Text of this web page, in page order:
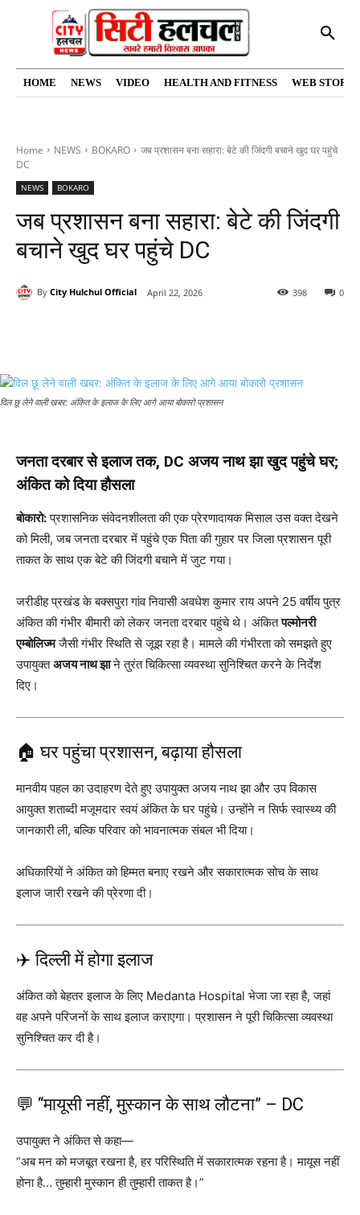
HOME NEWS VIDEO HEALTH AND FITNESS WEB
Home NEWS BOKARO
जब प्रशासन बना सहारा: बेटे की जिंदगी बचाने खुद घर पहुंचे
DC
NEWS BOKARO
जब प्रशासन बना सहारा: बेटे की जिंदगी
बचाने खुद घर पहुंचे DC
By City Hulchul Official April 22, 2026 0
398
दिल छू लेने वाली खबर: अंकित के इलाज के लिए आगे आया बोकारो प्रशासन
जनता दरबार से इलाज तक, DC अजय नाथ झा खुद पहुंचे घर;
अंकित को दिया हौसला
बोकारो:प्रशासनिक संवेदनशीलता की एक प्रेरणादायक मिसाल उस वक्त देखने
को मिली, जब जनता दरबार में पहुंचे एक पिता की गुहार पर जिला प्रशासन पूरी
ताकत के साथ एक बेटे की जिंदगी बचाने में जुट गया।
जरीडीह प्रखंड के बक्सपुरा गांव निवासी अवधेश कुमार राय अपने 25 वर्षीय पुत्र
अंकित की गंभीर बीमारी को लेकर जनता दरबार पहुंचे थे। अंकितपल्मोनरी
एम्बोलिज्मजैसी गंभीर स्थिति से जूझ रहा है। मामले की गंभीरता को समझते हुए
उपायुक्तअजय नाथ झाने तुरंत चिकित्सा व्यवस्था सुनिश्चित करने के निर्देश
दिए।
🏠 घर पहुंचा प्रशासन, बढ़ाया हौसला
मानवीय पहल का उदाहरण देते हुए उपायुक्त अजय नाथ झा और उप विकास
आयुक्त शताब्दी मजूमदार स्वयं अंकित के घर पहुंचे। उन्होंने न सिर्फ स्वास्थ्य की
जानकारी ली, बल्कि परिवार को भावनात्मक संबल भी दिया।
अधिकारियों ने अंकित को हिम्मत बनाए रखने और सकारात्मक सोच के साथ
इलाज जारी रखने की प्रेरणा दी।
✈️ दिल्ली में होगा इलाज
अंकित को बेहतर इलाज के लिए Medanta Hospital भेजा जा रहा है, जहां
वह अपने परिजनों के साथ इलाज कराएगा। प्रशासन ने पूरी चिकित्सा व्यवस्था
सुनिश्चित कर दी है।
💬 “मायूसी नहीं, मुस्कान के साथ लौटना” – DC
उपायुक्त ने अंकित से कहा—
“अब मन को मजबूत रखना है, हर परिस्थिति में सकारात्मक रहना है। मायूस नहीं
होना है… तुम्हारी मुस्कान ही तुम्हारी ताकत है।”